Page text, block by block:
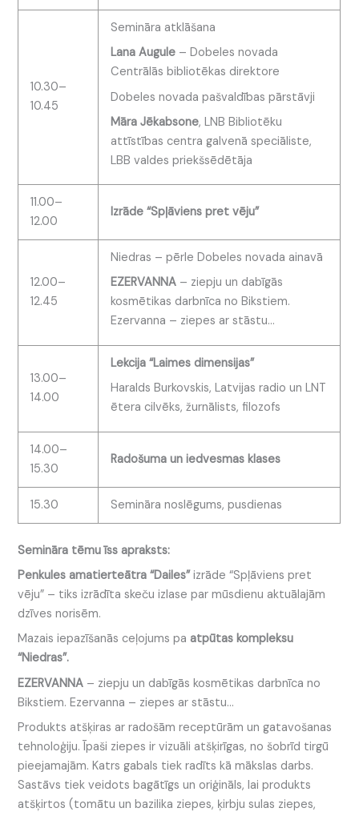
10.30–
10.45
Semināra atklāšana
Lana Augule – Dobeles novada
Centrālās bibliotēkas direktore
Dobeles novada pašvaldības pārstāvji
Māra Jēkabsone, LNB Bibliotēku
attīstības centra galvenā speciāliste,
LBB valdes priekšsēdētāja
11.00–
12.00
Izrāde “Spļāviens pret vēju”
12.00–
12.45
Niedras – pērle Dobeles novada ainavā
EZERVANNA – ziepju un dabīgās
kosmētikas darbnīca no Bikstiem.
Ezervanna – ziepes ar stāstu…
13.00–
14.00
Lekcija “Laimes dimensijas”
Haralds Burkovskis, Latvijas radio un LNT
ētera cilvēks, žurnālists, filozofs
14.00–
15.30
Radošuma un iedvesmas klases
15.30 Semināra noslēgums, pusdienas
Semināra tēmu īss apraksts:
Penkules amatierteātra “Dailes”izrāde “Spļāviens pret
vēju” – tiks izrādīta skeču izlase par mūsdienu aktuālajām
dzīves norisēm.
Mazais iepazīšanās ceļojums pa atpūtas kompleksu
“Niedras”.
EZERVANNA – ziepju un dabīgās kosmētikas darbnīca no
Bikstiem. Ezervanna – ziepes ar stāstu…
Produkts atšķiras ar radošām receptūrām un gatavošanas
tehnoloģiju. Īpaši ziepes ir vizuāli atšķirīgas, no šobrīd tirgū
pieejamajām. Katrs gabals tiek radīts kā mākslas darbs.
Sastāvs tiek veidots bagātīgs un oriģināls, lai produkts
atšķirtos (tomātu un bazilika ziepes, ķirbju sulas ziepes,